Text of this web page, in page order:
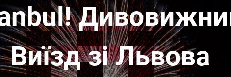
Виїзд зі Львова